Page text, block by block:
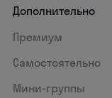
Дополнительно
Премиум
Самостоятельно
Мини-группы